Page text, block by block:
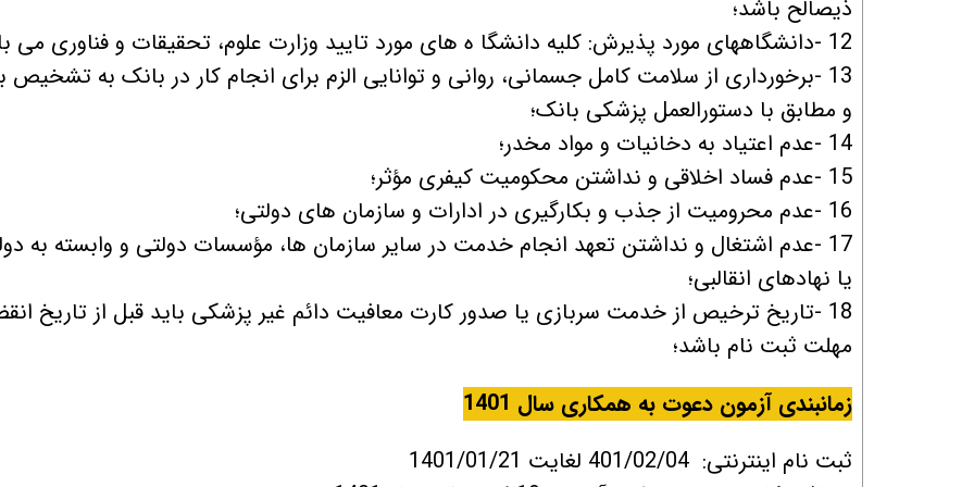
ذیصالح باشد؛
12 -دانشگاههای مورد پذیرش: کلیه دانشگا ه های مورد تایید وزارت علوم، تحقیقات و فناوری می باشد؛
13 -برخورداری از سلامت کامل جسمانی، روانی و توانایی الزم برای انجام کار در بانک به تشخیص
و مطابق با دستورالعمل پزشکی بانک؛
14 -عدم اعتیاد به دخانیات و مواد مخدر؛
15 -عدم فساد اخلاقی و نداشتن محکومیت کیفری مؤثر؛
16 -عدم محرومیت از جذب و بکارگیری در ادارات و سازمان های دولتی؛
17 -عدم اشتغال و نداشتن تعهد انجام خدمت در سایر سازمان ها، مؤسسات دولتی و وابسته به
یا نهادهای انقالبی؛
18 -تاریخ ترخیص از خدمت سربازی یا صدور کارت معافیت دائم غیر پزشکی باید قبل از تاریخ
مهلت ثبت نام باشد؛
زمانبندی آزمون دعوت به همکاری سال 1401
ثبت نام اینترنتی: 401/02/04 لغایت 1401/01/21